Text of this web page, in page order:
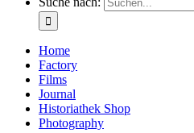
Home
Factory
Films
Journal
Historiathek Shop
Photography